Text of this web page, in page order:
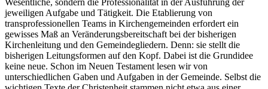
jeweiligen Aufgabe und Tätigkeit. Die Etablierung von
transprofessionellen Teams in Kirchengemeinden erfordert ein
gewisses Maß an Veränderungsbereitschaft bei der bisherigen
Kirchenleitung und den Gemeindegliedern. Denn: sie stellt die
bisherigen Leitungsformen auf den Kopf. Dabei ist die Grundidee
keine neue. Schon im Neuen Testament lesen wir von
unterschiedlichen Gaben und Aufgaben in der Gemeinde. Selbst die